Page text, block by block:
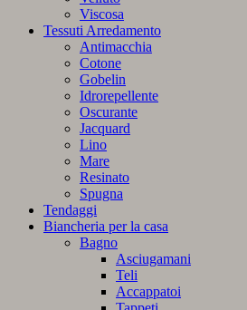
Viscosa
Tessuti Arredamento
Antimacchia
Cotone
Gobelin
Idrorepellente
Oscurante
Jacquard
Lino
Mare
Resinato
Spugna
Tendaggi
Biancheria per la casa
Bagno
Asciugamani
Teli
Accappatoi